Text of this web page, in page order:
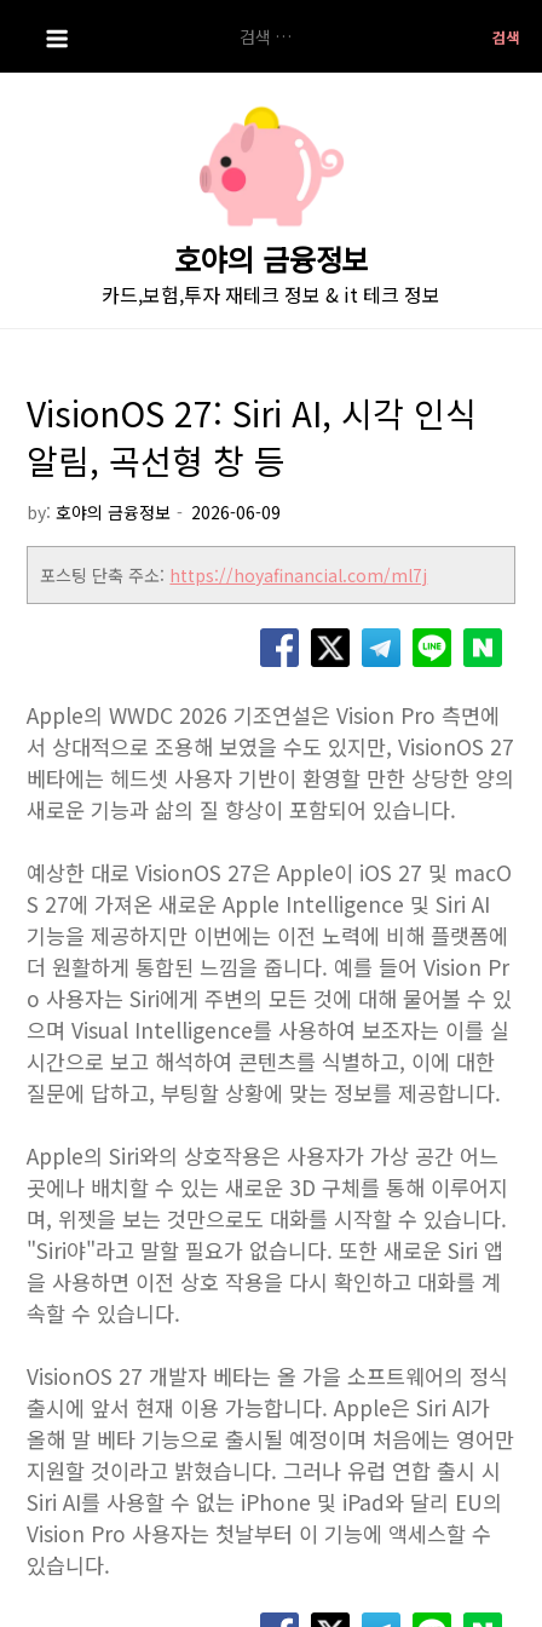
i
색:
호야의 금융정보
카드,보험,투자 재테크 정보 & it 테크 정보
VisionOS 27: Siri AI, 시각 인식
알림, 곡선형 창 등
by:호야의 금융정보
포스팅 단축 주소: https://hoyafinancial.com/ml7j
Apple의 WWDC 2026 기조연설은 Vision Pro 측면에
서 상대적으로 조용해 보였을 수도 있지만, VisionOS 27
베타에는 헤드셋 사용자 기반이 환영할 만한 상당한 양의
새로운 기능과 삶의 질 향상이 포함되어 있습니다.
예상한 대로 VisionOS 27은 Apple이 iOS 27 및 macO
S 27에 가져온 새로운 Apple Intelligence 및 Siri AI
기능을 제공하지만 이번에는 이전 노력에 비해 플랫폼에
더 원활하게 통합된 느낌을 줍니다. 예를 들어 Vision Pr
o 사용자는 Siri에게 주변의 모든 것에 대해 물어볼 수 있
으며 Visual Intelligence를 사용하여 보조자는 이를 실
시간으로 보고 해석하여 콘텐츠를 식별하고, 이에 대한
질문에 답하고, 부팅할 상황에 맞는 정보를 제공합니다.
Apple의 ‌Siri‌와의 상호작용은 사용자가 가상 ​​공간 어느
곳에나 배치할 수 있는 새로운 3D 구체를 통해 이루어지
며, 위젯을 보는 것만으로도 대화를 시작할 수 있습니다.
"Siri야"라고 말할 필요가 없습니다. 또한 새로운 ‌Siri‌ 앱
을 사용하면 이전 상호 작용을 다시 확인하고 대화를 계
속할 수 있습니다.
VisionOS 27 개발자 베타는 올 가을 소프트웨어의 정식
출시에 앞서 현재 이용 가능합니다. Apple은 Siri AI가
올해 말 베타 기능으로 출시될 예정이며 처음에는 영어만
지원할 것이라고 밝혔습니다. 그러나 유럽 연합 출시 시
Siri AI를 사용할 수 없는 iPhone 및 iPad와 달리 EU의
Vision Pro 사용자는 첫날부터 이 기능에 액세스할 수
있습니다.